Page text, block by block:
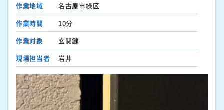
作業地域
名古屋市緑区
作業時間
10分
作業対象
玄関鍵
現場担当者
岩井